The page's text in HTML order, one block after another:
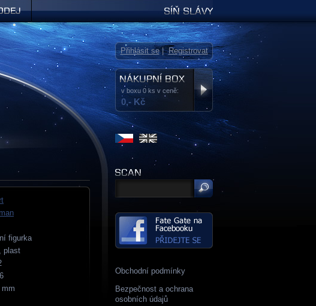
figurka
plast
mm
Obchodní podmínky
Bezpečnost a ochrana
osobních údajů
v boxu 0 ks v ceně:
0,- Kč
Přihlásit se|Registrovat
Síň slávy